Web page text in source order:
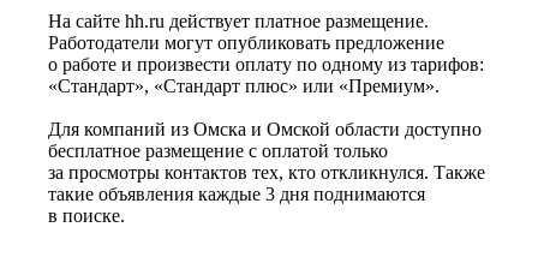
На сайте hh.ru действует платное размещение.
Работодатели могут опубликовать предложение
о работе и произвести оплату по одному из тарифов:
«Стандарт», «Стандарт плюс» или «Премиум».
Для компаний из Омска и Омской области доступно
бесплатное размещение с оплатой только
за просмотры контактов тех, кто откликнулся. Также
такие объявления каждые 3 дня поднимаются
в поиске.